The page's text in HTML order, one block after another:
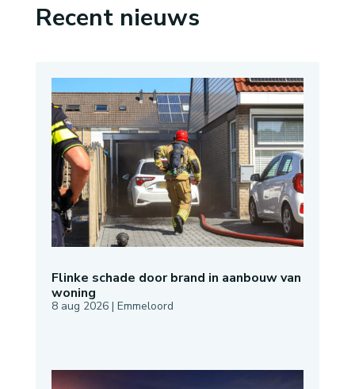
Recent nieuws
Flinke schade door brand in aanbouw van
woning
8 aug 2026| Emmeloord